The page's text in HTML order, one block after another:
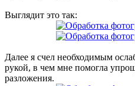
Выглядит это так:
Далее я счел необходимым
рукой, в чем мне помогла
разложения.